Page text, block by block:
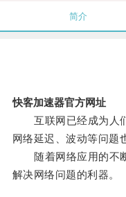
简介
快客加速器官方网址
互联网已经成为人们
网络延迟、波动等问题
随着网络应用的不断
解决网络问题的利器。